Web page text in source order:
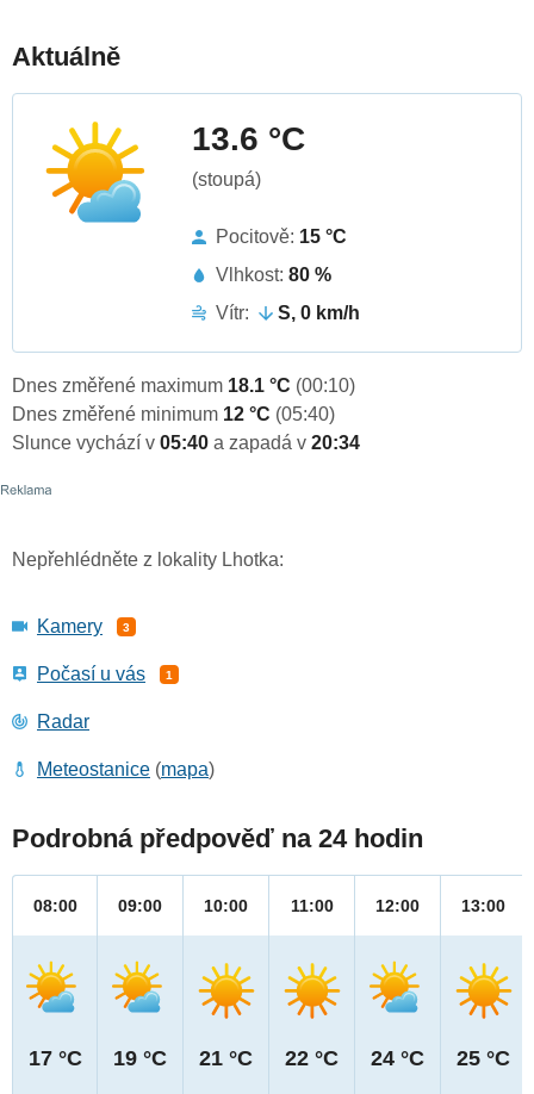
Aktuálně
13.6 °C
(stoupá)
Pocitově: 15 °C
Vlhkost: 80 %
Vítr:
S, 0 km/h
Dnes změřené maximum 18.1 °C (00:10)
Dnes změřené minimum 12 °C (05:40)
Slunce vychází v 05:40 a zapadá v 20:34
Nepřehlédněte z lokality Lhotka:
Kamery 3
Počasí u vás 1
Radar
Meteostanice (mapa)
Podrobná předpověď na 24 hodin
08:00
17 °C
09:00
19 °C
10:00
21 °C
11:00
22 °C
12:00
24 °C
13:00
25 °C